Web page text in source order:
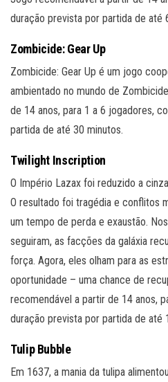
duração prevista por partida de até
Zombicide: Gear Up
Zombicide: Gear Up é um jogo
ambientado no mundo de
de 14 anos, para 1 a 6 jogadores,
partida de até 30 minutos.
Twilight Inscription
O Império Lazax foi reduzido a
O resultado foi tragédia e conflitos
um tempo de perda e exaustão.
seguiram, as facções da galáxia
força. Agora, eles olham para as
oportunidade – uma chance de
recomendável a partir de 14 anos,
duração prevista por partida de até
Tulip Bubble
Em 1637, a mania da tulipa